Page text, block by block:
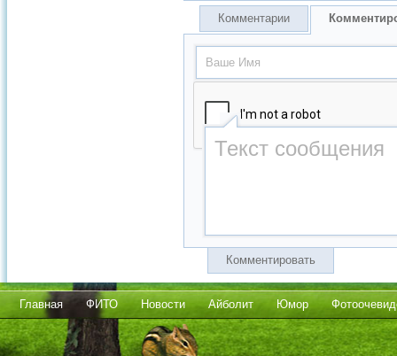
Комментарии
Комментировать
Главная ФИТО Новости Айболит Юмор